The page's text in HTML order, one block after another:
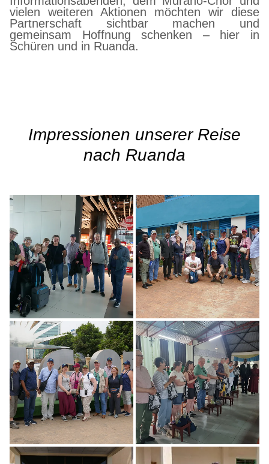
vielen weiteren Aktionen möchten wir diese
Partnerschaft sichtbar machen und
gemeinsam Hoffnung schenken – hier in
Schüren und in Ruanda.
Impressionen unserer Reise
nach Ruanda